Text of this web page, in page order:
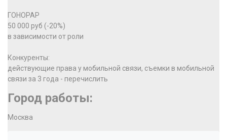
ГОНОРАР
50 000 руб (-20%)
в зависимости от роли
Конкуренты:
действующие права у мобильной связи, съемки в мобильной
связи за 3 года - перечислить
Город работы:
Москва